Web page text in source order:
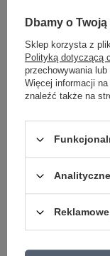
26. Berlioz H. - Bal /
27. Delibes L. -
28. Fauré G. -
bohaterów"/;
29. Giordano U. -
30. Haendel G.F. -
31. Mascagni J. -
32. Beethoven L.
Dbamy o
Sklep korzysta z
Polityką dotyczącą
przechowywania
Więcej informacji
znaleźć także na